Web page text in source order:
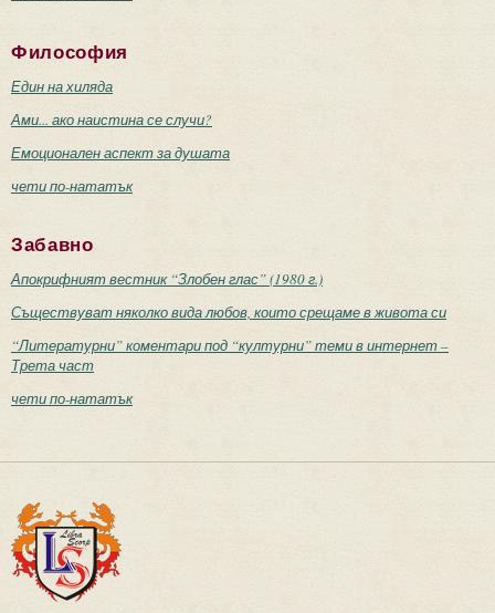
Философия
Един на хиляда
Ами... ако наистина се случи?
Емоционален аспект за душата
чети по-нататък
Забавно
Апокрифният вестник “Злобен глас” (1980 г.)
Съществуват няколко вида любов, които срещаме в живота си
“Литературни” коментари под “културни” теми в интернет –
Трета част
чети по-нататък